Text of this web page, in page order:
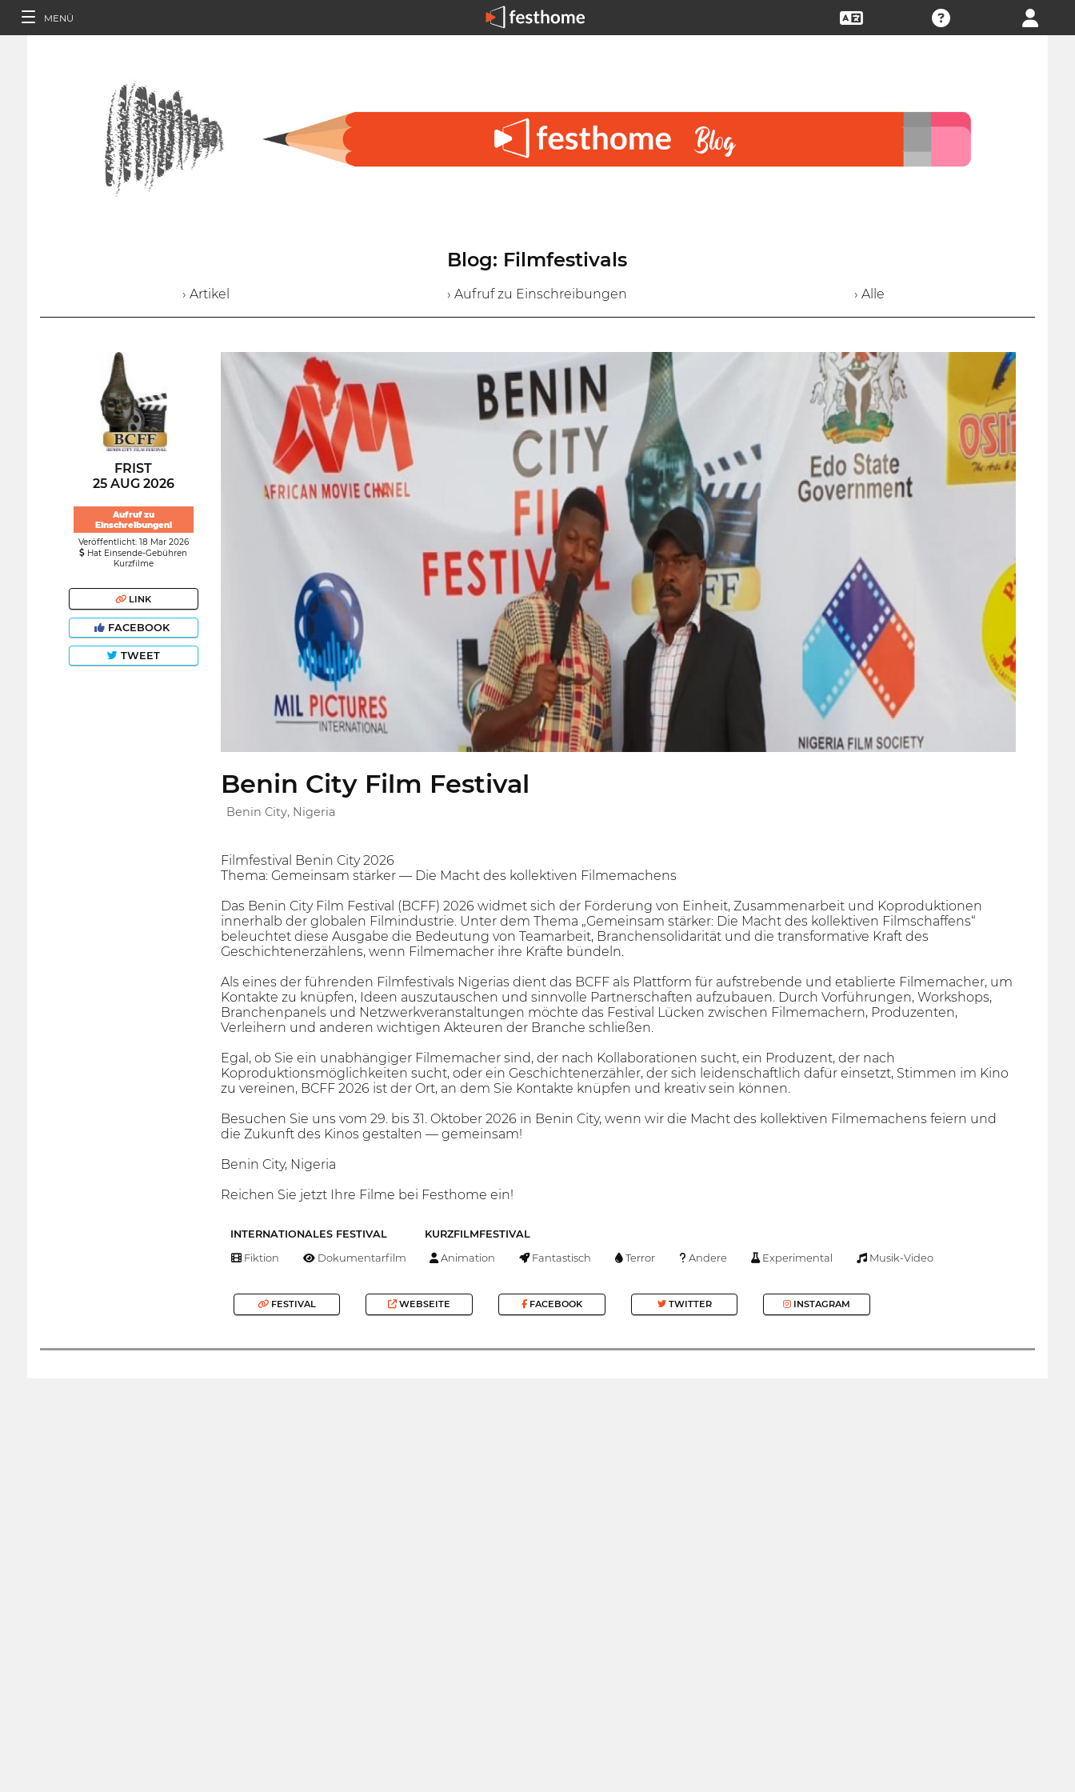
MENÜ
Blog: Filmfestivals
› Artikel › Aufruf zu Einschreibungen › Alle
FRIST
25 AUG 2026
Aufruf zu
Einschreibungen!
Veröffentlicht: 18 Mar 2026
Hat Einsende-Gebühren
Kurzfilme
LINK
FACEBOOK
TWEET
Benin City Film Festival
Benin City, Nigeria
Filmfestival Benin City 2026
Thema: Gemeinsam stärker — Die Macht des kollektiven Filmemachens
Das Benin City Film Festival (BCFF) 2026 widmet sich der Förderung von Einheit, Zusammenarbeit und Koproduktionen
innerhalb der globalen Filmindustrie. Unter dem Thema „Gemeinsam stärker: Die Macht des kollektiven Filmschaffens“
beleuchtet diese Ausgabe die Bedeutung von Teamarbeit, Branchensolidarität und die transformative Kraft des
Geschichtenerzählens, wenn Filmemacher ihre Kräfte bündeln.
Als eines der führenden Filmfestivals Nigerias dient das BCFF als Plattform für aufstrebende und etablierte Filmemacher, um
Kontakte zu knüpfen, Ideen auszutauschen und sinnvolle Partnerschaften aufzubauen. Durch Vorführungen, Workshops,
Branchenpanels und Netzwerkveranstaltungen möchte das Festival Lücken zwischen Filmemachern, Produzenten,
Verleihern und anderen wichtigen Akteuren der Branche schließen.
Egal, ob Sie ein unabhängiger Filmemacher sind, der nach Kollaborationen sucht, ein Produzent, der nach
Koproduktionsmöglichkeiten sucht, oder ein Geschichtenerzähler, der sich leidenschaftlich dafür einsetzt, Stimmen im Kino
zu vereinen, BCFF 2026 ist der Ort, an dem Sie Kontakte knüpfen und kreativ sein können.
Besuchen Sie uns vom 29. bis 31. Oktober 2026 in Benin City, wenn wir die Macht des kollektiven Filmemachens feiern und
die Zukunft des Kinos gestalten — gemeinsam!
Benin City, Nigeria
Reichen Sie jetzt Ihre Filme bei Festhome ein!
INTERNATIONALES FESTIVAL KURZFILMFESTIVAL
Fiktion Dokumentarfilm Animation Fantastisch Terror Andere Experimental Musik-Video
FESTIVAL WEBSEITE FACEBOOK TWITTER INSTAGRAM